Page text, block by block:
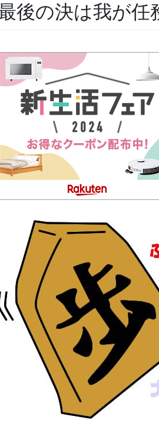
後の決は我が任